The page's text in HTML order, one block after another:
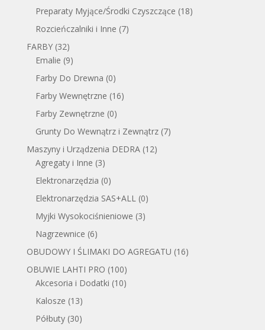
Preparaty Myjące/Środki Czyszczące (18)
Rozcieńczalniki i Inne (7)
FARBY (32)
Emalie (9)
Farby Do Drewna (0)
Farby Wewnętrzne (16)
Farby Zewnętrzne (0)
Grunty Do Wewnątrz i Zewnątrz (7)
Maszyny i Urządzenia DEDRA (12)
Agregaty i Inne (3)
Elektronarzędzia (0)
Elektronarzędzia SAS+ALL (0)
Myjki Wysokociśnieniowe (3)
Nagrzewnice (6)
OBUDOWY I ŚLIMAKI DO AGREGATU (16)
OBUWIE LAHTI PRO (100)
Akcesoria i Dodatki (10)
Kalosze (13)
Półbuty (30)